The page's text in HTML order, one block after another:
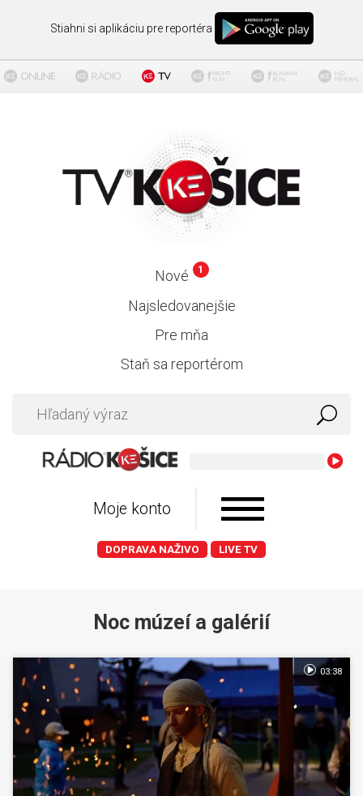
Stiahni si aplikáciu pre reportéra
Nové 1
Najsledovanejšie
Pre mňa
Staň sa reportérom
Moje konto
DOPRAVA NAŽIVO LIVE TV
Noc múzeí a galérií
03:38